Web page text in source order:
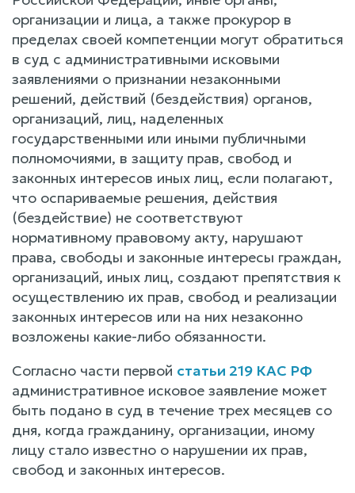
организации и лица, а также прокурор в
пределах своей компетенции могут обратиться
в суд с административными исковыми
заявлениями о признании незаконными
решений, действий (бездействия) органов,
организаций, лиц, наделенных
государственными или иными публичными
полномочиями, в защиту прав, свобод и
законных интересов иных лиц, если полагают,
что оспариваемые решения, действия
(бездействие) не соответствуют
нормативному правовому акту, нарушают
права, свободы и законные интересы граждан,
организаций, иных лиц, создают препятствия к
осуществлению их прав, свобод и реализации
законных интересов или на них незаконно
возложены какие-либо обязанности.
Согласно части первой статьи 219 КАС РФ
административное исковое заявление может
быть подано в суд в течение трех месяцев со
дня, когда гражданину, организации, иному
лицу стало известно о нарушении их прав,
свобод и законных интересов.